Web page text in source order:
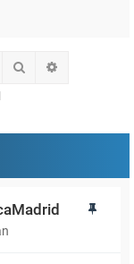
Buscar